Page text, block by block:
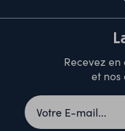
Recevez
et nos